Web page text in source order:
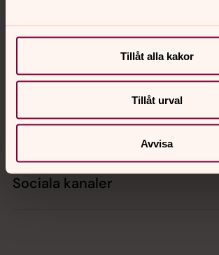
Tillåt alla kakor
Tillåt urval
Avvisa
Kontakt
Kalender
Hitta snabbt
Sociala kanaler